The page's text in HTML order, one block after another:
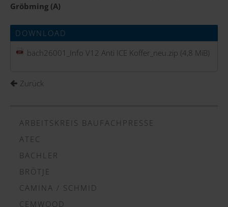
Gröbming (A)
DOWNLOAD
bach26001_Info V12 Anti ICE Koffer_neu.zip (4,8 MiB)
Zurück
ARBEITSKREIS BAUFACHPRESSE
ATEC
BACHLER
BRÖTJE
CAMINA / SCHMID
CEMWOOD